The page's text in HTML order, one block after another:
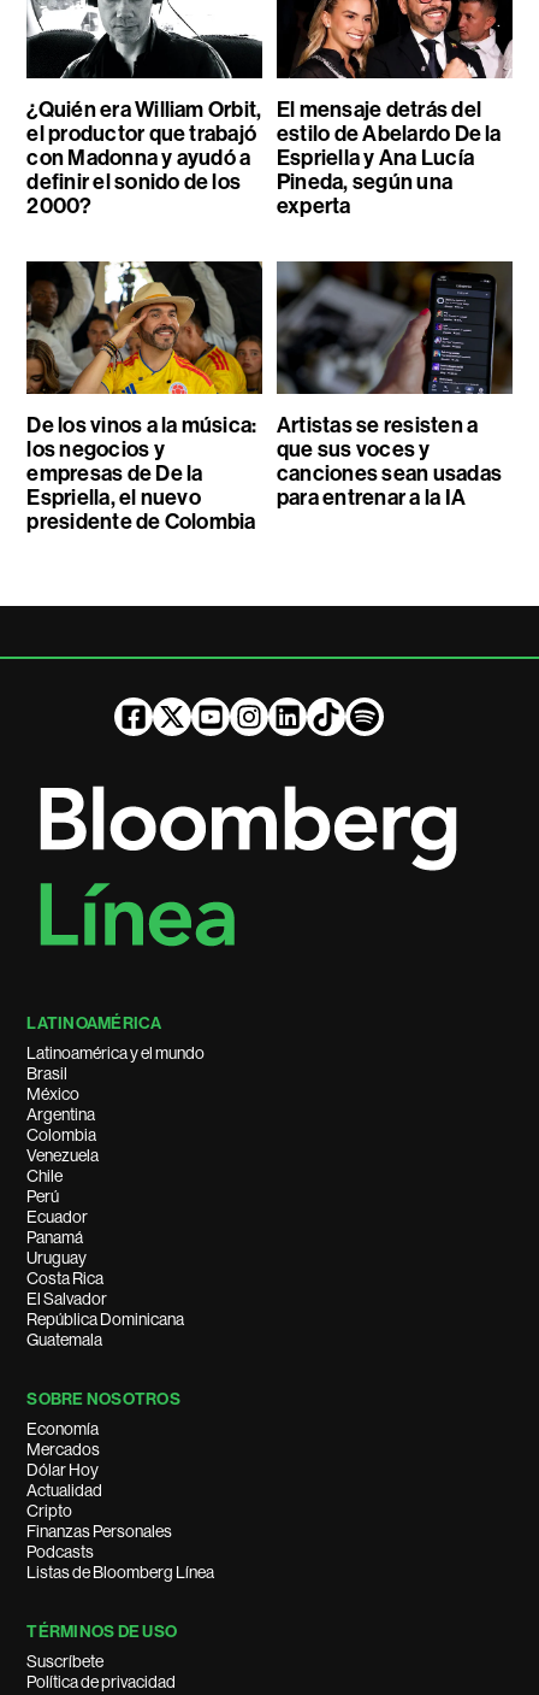
¿Quién era William Orbit,
el productor que trabajó
con Madonna y ayudó a
definir el sonido de los
2000?
El mensaje detrás del
estilo de Abelardo De la
Espriella y Ana Lucía
Pineda, según una
experta
De los vinos a la música:
los negocios y
empresas de De la
Espriella, el nuevo
presidente de Colombia
Artistas se resisten a
que sus voces y
canciones sean usadas
para entrenar a la IA
LATINOAMÉRICA
Latinoamérica y el mundo
Brasil
México
Argentina
Colombia
Venezuela
Chile
Perú
Ecuador
Panamá
Uruguay
Costa Rica
El Salvador
República Dominicana
Guatemala
SOBRE NOSOTROS
Economía
Mercados
Dólar Hoy
Actualidad
Cripto
Finanzas Personales
Podcasts
Listas de Bloomberg Línea
TÉRMINOS DE USO
Suscríbete
Política de privacidad